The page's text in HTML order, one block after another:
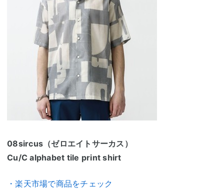
08sircus（ゼロエイトサーカス）
Cu/C alphabet tile print shirt
・楽天市場で商品をチェック